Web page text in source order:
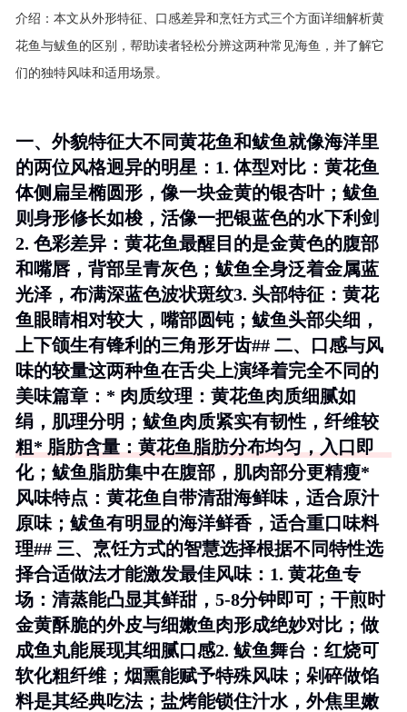
介绍： 本文从外形特征、口感差异和烹饪方式三个方面详细解析黄
花鱼与鲅鱼的区别，帮助读者轻松分辨这两种常见海鱼，并了解它
们的独特风味和适用场景。
一、外貌特征大不同黄花鱼和鲅鱼就像海洋里
的两位风格迥异的明星：1. 体型对比 ：黄花鱼
体侧扁呈椭圆形，像一块金黄的银杏叶；鲅鱼
则身形修长如梭，活像一把银蓝色的水下利剑
2. 色彩差异 ：黄花鱼最醒目的是金黄色的腹部
和嘴唇，背部呈青灰色；鲅鱼全身泛着金属蓝
光泽，布满深蓝色波状斑纹3. 头部特征 ：黄花
鱼眼睛相对较大，嘴部圆钝；鲅鱼头部尖细，
上下颌生有锋利的三角形牙齿## 二、口感与风
味的较量这两种鱼在舌尖上演绎着完全不同的
美味篇章：* 肉质纹理 ：黄花鱼肉质细腻如
绢，肌理分明；鲅鱼肉质紧实有韧性，纤维较
粗* 脂肪含量 ：黄花鱼脂肪分布均匀，入口即
化；鲅鱼脂肪集中在腹部，肌肉部分更精瘦*
风味特点 ：黄花鱼自带清甜海鲜味，适合原汁
原味；鲅鱼有明显的海洋鲜香，适合重口味料
理## 三、烹饪方式的智慧选择根据不同特性选
择合适做法才能激发最佳风味：1. 黄花鱼专
场 ：清蒸能凸显其鲜甜，5-8分钟即可；干煎时
金黄酥脆的外皮与细嫩鱼肉形成绝妙对比；做
成鱼丸能展现其细腻口感2. 鲅鱼舞台 ：红烧可
软化粗纤维；烟熏能赋予特殊风味；剁碎做馅
料是其经典吃法；盐烤能锁住汁水，外焦里嫩